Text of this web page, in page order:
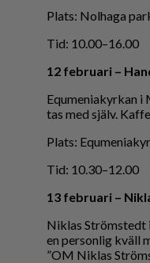
Plats: Nolhaga
Tid: 10.00–16.00
12 februari –
Equmeniakyrkan i
tas med själv.
Plats:
Tid: 10.30–12.00
13 februari –
Niklas Strömstedt
en personlig kväll
”OM Niklas